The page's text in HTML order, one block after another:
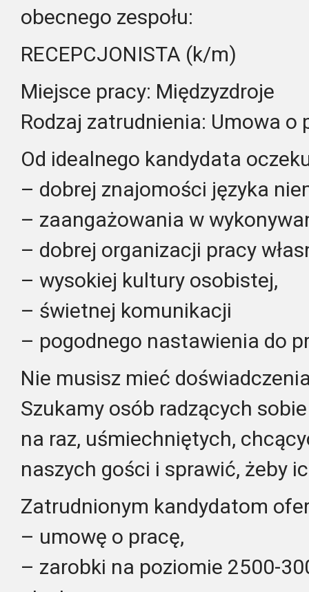
obecnego zespołu:
RECEPCJONISTA (k/m)
Miejsce pracy: Międzyzdroje
Rodzaj zatrudnienia: Umowa o
Od idealnego kandydata
– dobrej znajomości języka
– zaangażowania w
– dobrej organizacji pracy
– wysokiej kultury osobistej,
– świetnej komunikacji
– pogodnego nastawienia do
Nie musisz mieć
Szukamy osób radzących
na raz, uśmiechniętych,
naszych gości i sprawić, żeby
Zatrudnionym kandydatom
– umowę o pracę,
– zarobki na poziomie 2500-